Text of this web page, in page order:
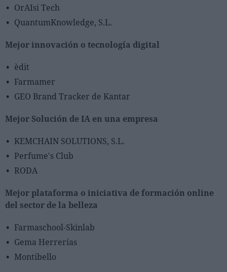
OrAIsi Tech
QuantumKnowledge, S.L.
Mejor innovación o tecnología digital
èdit
Farmamer
GEO Brand Tracker de Kantar
Mejor Solución de IA en una empresa
KEMCHAIN SOLUTIONS, S.L.
Perfume's Club
RODA
Mejor plataforma o iniciativa de formación online
del sector de la belleza
Farmaschool-Skinlab
Gema Herrerías
Montibello